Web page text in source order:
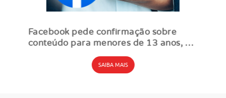
Facebook pede confirmação sobre
conteúdo para menores de 13 anos, e
SAIBA MAIS